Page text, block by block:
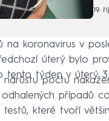
19.
na koronavirus v
úterý bylo
tento týden v úterý
nárůstu počtu
případů
testů, které tvoří